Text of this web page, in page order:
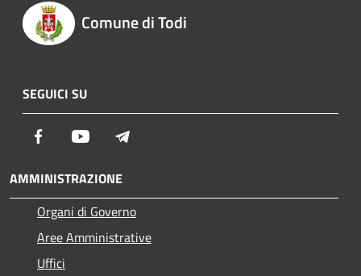
Comune di Todi
SEGUICI SU
Facebook Youtube
AMMINISTRAZIONE
Organi di Governo
Aree Amministrative
Uffici